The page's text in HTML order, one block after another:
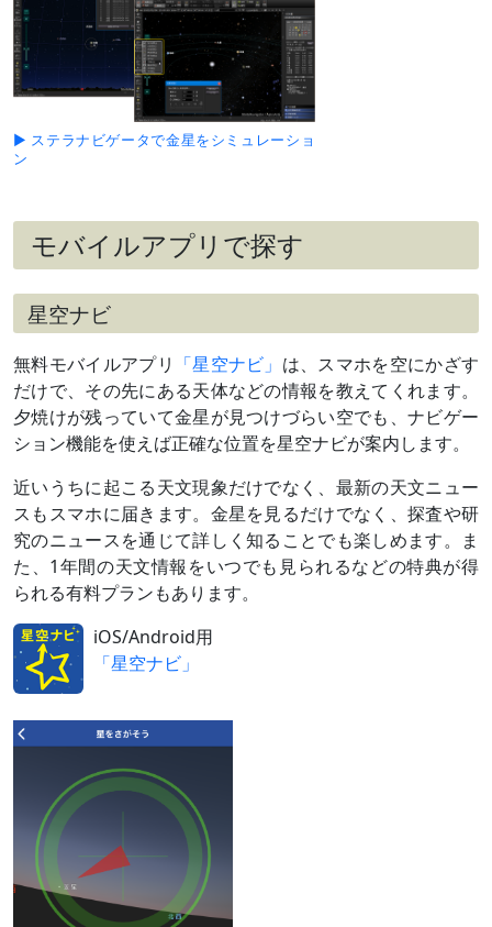
団
M45プレ
アデス星
団と接近
（›› 解説 ）
細い月
（月齢3）
夕方～宵
（月齢4）
とやや離
れて並ぶ
4月下旬
～5月上旬
おうし座
の2等星
と接近
5月上旬
～中旬
ふたご座
の散開星
団
M35と大
夕方～宵
最接近10日ごろ
5月中旬
～下旬
ふたご座
の3等星
メブスタ
と大接近
夕方～宵
最接近17日ごろ
5月23日
細い月
と大接近
（›› 解説）
夕方～宵
5月24日
離れて並
ぶ
～6月上旬
ふたご座
の1等星
ポルック
（›› 解説
最接近5月29日ごろ
6月 4日
東方最大
離角
（›› 解説）
離角45.4°
▶ ステラナビゲータで金星をシミュレーショ
ン
モバイルアプリで探す
星空ナビ
無料モバイルアプリ 「星空ナビ」 は、スマホを空にかざす
だけで、その先にある天体などの情報を教えてくれます。
夕焼けが残っていて金星が見つけづらい空でも、ナビゲー
ション機能を使えば正確な位置を星空ナビが案内します。
近いうちに起こる天文現象だけでなく、最新の天文ニュー
スもスマホに届きます。金星を見るだけでなく、探査や研
究のニュースを通じて詳しく知ることでも楽しめます。ま
た、1年間の天文情報をいつでも見られるなどの特典が得
られる有料プランもあります。
iOS/Android用
「星空ナビ」